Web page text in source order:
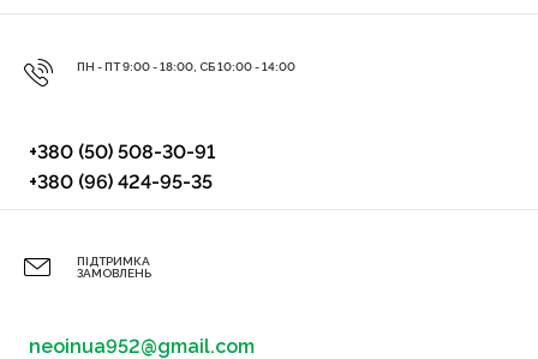
ПН - ПТ 9:00 - 18:00, СБ 10:00 - 14:00
+380 (50) 508-30-91
+380 (96) 424-95-35
ПІДТРИМКА
ЗАМОВЛЕНЬ
neoinua952@gmail.com